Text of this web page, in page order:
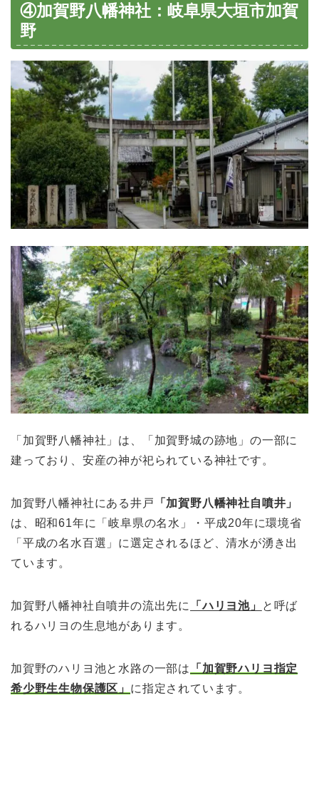
④加賀野八幡神社：岐阜県大垣市加賀
野
「加賀野八幡神社」は、「加賀野城の跡地」の一部に
建っており、安産の神が祀られている神社です。
加賀野八幡神社にある井戸 「加賀野八幡神社自噴井」
は、昭和61年に「岐阜県の名水」・平成20年に環境省
「平成の名水百選」に選定されるほど、清水が湧き出
ています。
加賀野八幡神社自噴井の流出先に 「ハリヨ池」
と呼ば
れるハリヨの生息地があります。
加賀野のハリヨ池と水路の一部は
「加賀野ハリヨ指定
希少野生生物保護区」 に指定されています。